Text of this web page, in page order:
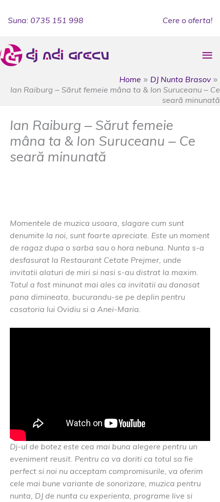
Suna: 0735 151 998 Cere o oferta!
Home
DJ Nunta Brasov
Ian Raiburg – Sărut femeie mâna ta & Ion Suruceanu – Ce
seară minunată
Ian Raiburg – Sărut femeie
mâna ta & Ion Suruceanu – Ce
seară minunată
Momentele de muzica usoara, slagare cum sunt
denumite la noi, sunt foarte apreciate. Este un moment
de ragaz dupa o sarba sau o hora nebuna. Nunta s-a
desfasurat la Restaurant Cetate Prejmer, unde
invitatii alaturi de miri si nasi s-au distrat la maxim.
Totul a fost minunat mai ales ca invitatii au danasat
pana dimineata, bucurandu-se pe deplin pentru
casatoria lui Ovidiu si a Anei-Maria.
Dj-ul de botez este cea mai buna alegere pentru un
eveniment reusit. Pentru ca va doriti ca totul sa fie
perfect si noi nu acceptam compromisurile, va oferim
cele mai bune variante de sonorizare, muzica pentru
nunta, DJ de nunta cu experienta, programe live si